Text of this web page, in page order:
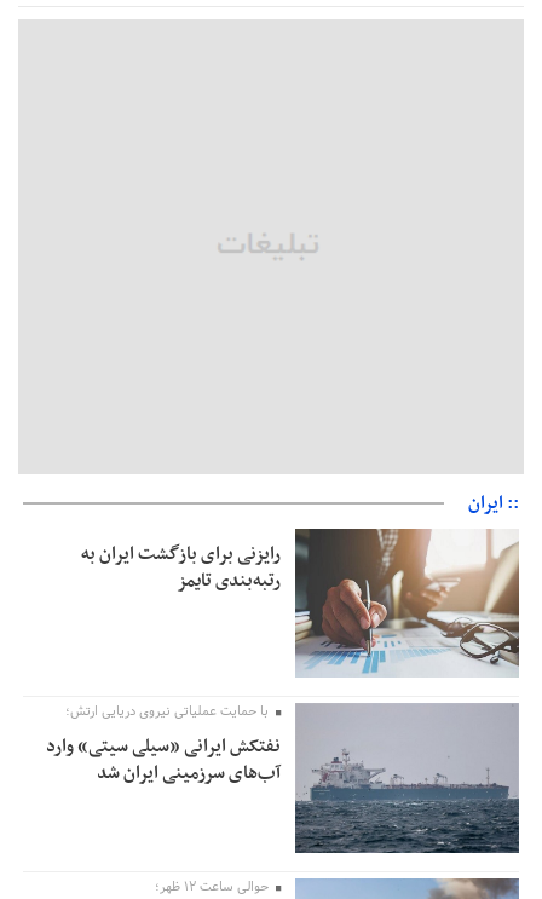
امیر اکرمی‌نیا: ارتش کاملاً آماده است
:: ایران
رایزنی برای بازگشت ایران به
رتبه‌بندی تایمز
با حمایت عملیاتی نیروی دریایی ارتش؛
نفتکش ایرانی «سیلی سیتی» وارد
آب‌های سرزمینی ایران شد
حوالی ساعت ۱۲ ظهر؛